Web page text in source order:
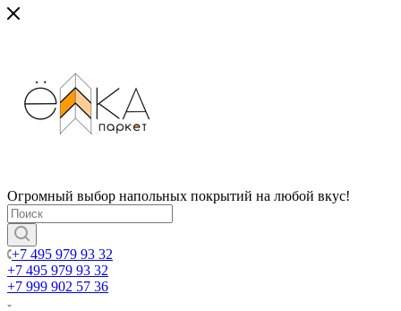
Огромный выбор напольных покрытий на любой вкус!
+7 495 979 93 32
+7 495 979 93 32
+7 999 902 57 36